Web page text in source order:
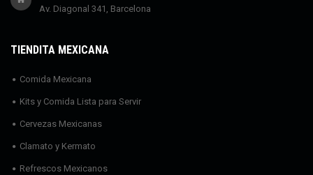
Av. Diagonal 341, Barcelona
TIENDITA MEXICANA
Comida Mexicana
Kits y Comida Lista para Servir
Cervezas Mexicanas
Clamato y Kermato
Refrescos Mexicanos